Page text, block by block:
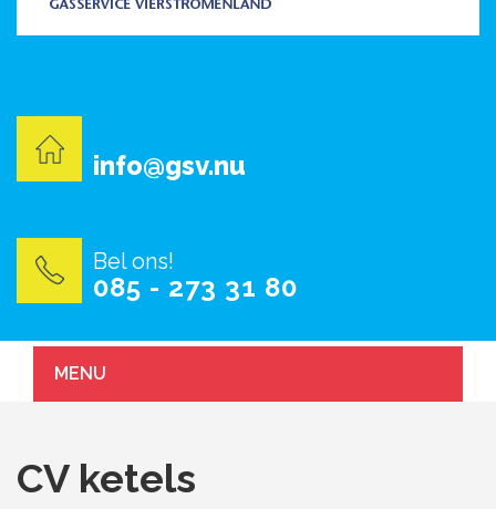
info@gsv.nu
Bel ons!
085 - 273 31 80
MENU
CV ketels